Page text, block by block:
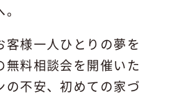
客様一人ひとりの夢を
無料相談会を開催いた
の不安、初めての家づ